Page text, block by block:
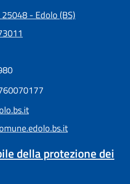
- Edolo (BS)
della protezione dei